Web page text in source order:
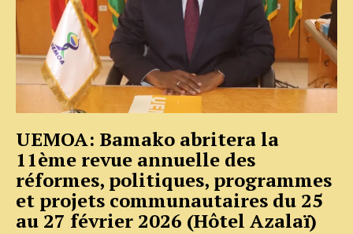
UEMOA: Bamako abritera la
11ème revue annuelle des
réformes, politiques, programmes
et projets communautaires du 25
au 27 février 2026 (Hôtel Azalaï)